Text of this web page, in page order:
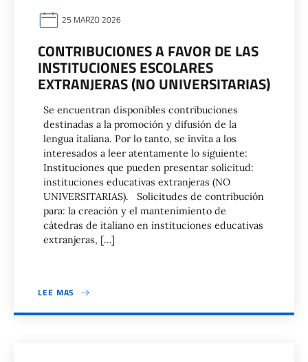
25 MARZO 2026
CONTRIBUCIONES A FAVOR DE LAS
INSTITUCIONES ESCOLARES
EXTRANJERAS (NO UNIVERSITARIAS)
Se encuentran disponibles contribuciones
destinadas a la promoción y difusión de la
lengua italiana. Por lo tanto, se invita a los
interesados a leer atentamente lo siguiente:
Instituciones que pueden presentar solicitud:
instituciones educativas extranjeras (NO
UNIVERSITARIAS). Solicitudes de contribución
para: la creación y el mantenimiento de
cátedras de italiano en instituciones educativas
extranjeras, […]
LEE MAS